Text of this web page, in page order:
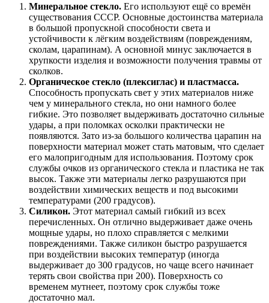
Минеральное стекло. Его используют ещё со времён
существования СССР. Основные достоинства материала
в большой пропускной способности света и
устойчивости к лёгким воздействиям (повреждениям,
сколам, царапинам). А основной минус заключается в
хрупкости изделия и возможности получения травмы от
сколков.
Органическое стекло (плексиглас) и пластмасса.
Способность пропускать свет у этих материалов ниже
чем у минерального стекла, но они намного более
гибкие. Это позволяет выдерживать достаточно сильные
удары, а при поломках осколки практически не
появляются. Зато из-за большого количества царапин на
поверхности материал может стать матовым, что сделает
его малопригодным для использования. Поэтому срок
службы очков из органического стекла и пластика не так
высок. Также эти материалы легко разрушаются при
воздействии химических веществ и под высокими
температурами (200 градусов).
Силикон. Этот материал самый гибкий из всех
перечисленных. Он отлично выдерживает даже очень
мощные удары, но плохо справляется с мелкими
повреждениями. Также силикон быстро разрушается
при воздействии высоких температур (иногда
выдерживает до 300 градусов, но чаще всего начинает
терять свои свойства при 200). Поверхность со
временем мутнеет, поэтому срок службы тоже
достаточно мал.